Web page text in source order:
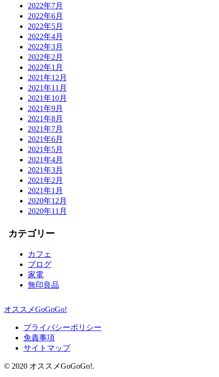
2022年7月
2022年6月
2022年5月
2022年4月
2022年3月
2022年2月
2022年1月
2021年12月
2021年11月
2021年10月
2021年9月
2021年8月
2021年7月
2021年6月
2021年5月
2021年4月
2021年3月
2021年2月
2021年1月
2020年12月
2020年11月
カテゴリー
カフェ
ブログ
家電
無印良品
オススメGoGoGo!
プライバシーポリシー
免責事項
サイトマップ
© 2020 オススメGoGoGo!.